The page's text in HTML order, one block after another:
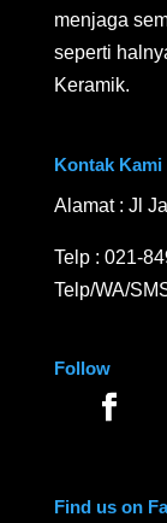
menjaga
seperti
Keramik.
Kontak Kami
Alamat : Jl
Telp : 021-
Telp/WA/
Follow
Find us on